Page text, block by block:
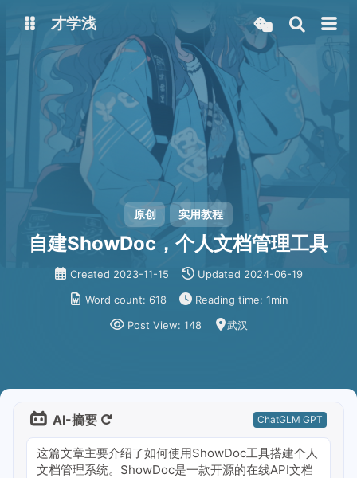
博客 文档管理
同步文件 Chagpt Ai
Lsky图床
uni-bimitv bimi-api
才学浅
原创 实用教程
自建ShowDoc，个人文档管理工具
Created 2023-11-15 Updated 2024-06-19
Word count: 618 Reading time: 1min
Post View: 148 武汉
AI-摘要 ChatGLM GPT
这篇文章主要介绍了如何使用ShowDoc工具搭建个人
文档管理系统。ShowDoc是一款开源的在线API文档